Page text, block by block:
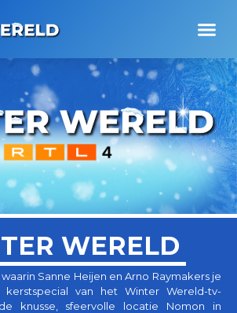
WERELD
Sanne Heijen en Arno Raymakers je
van het Winter Wereld-tv-
knusse, sfeervolle locatie Nomon in